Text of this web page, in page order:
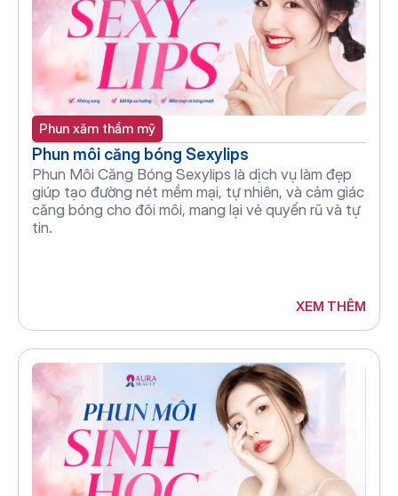
Phun xăm thẩm mỹ
Phun môi căng bóng Sexylips
Phun Môi Căng Bóng Sexylips là dịch vụ làm đẹp
giúp tạo đường nét mềm mại, tự nhiên, và cảm giác
căng bóng cho đôi môi, mang lại vẻ quyến rũ và tự
tin.
XEM THÊM